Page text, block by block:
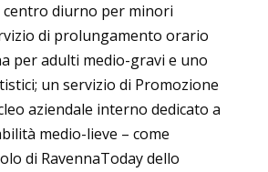
diurno per minori
di prolungamento orario
per adulti medio-gravi e uno
un servizio di Promozione
aziendale interno dedicato a
medio-lieve – come
di RavennaToday dello